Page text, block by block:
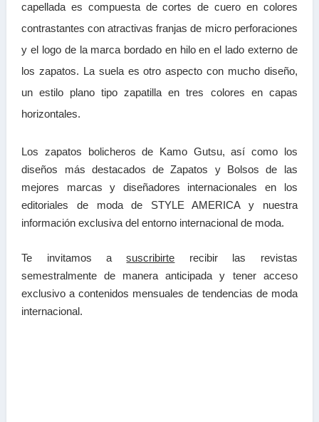
capellada es compuesta de cortes de cuero en colores
contrastantes con atractivas franjas de micro perforaciones
y el logo de la marca bordado en hilo en el lado externo de
los zapatos. La suela es otro aspecto con mucho diseño,
un estilo plano tipo zapatilla en tres colores en capas
horizontales.
Los zapatos bolicheros de Kamo Gutsu, así como los
diseños más destacados de Zapatos y Bolsos de las
mejores marcas y diseñadores internacionales en los
editoriales de moda de STYLE AMERICA y nuestra
información exclusiva del entorno internacional de moda.
Te invitamos asuscribirte recibir las revistas
semestralmente de manera anticipada y tener acceso
exclusivo a contenidos mensuales de tendencias de moda
internacional.